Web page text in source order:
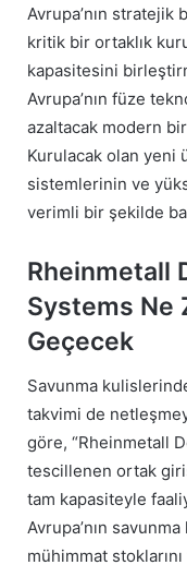
Avrupa’nın stratejik
kritik bir ortaklık
kapasitesini
Avrupa’nın füze
azaltacak modern
Kurulacak olan yeni
sistemlerinin ve
verimli bir şekilde
Rheinmetall
Systems Ne
Geçecek
Savunma
takvimi de
göre, “Rheinmetall
tescillenen ortak
tam kapasiteyle
Avrupa’nın
mühimmat